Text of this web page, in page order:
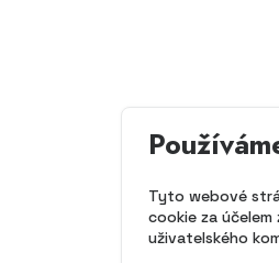
Tyto webové
cookie za účelem
uživatelského